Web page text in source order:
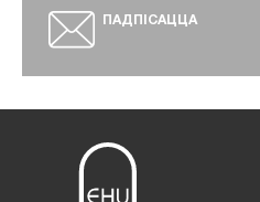
ПАДПІСАЦЦА